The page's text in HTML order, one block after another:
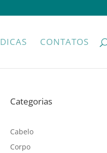
DICAS CONTATOS
Categorias
Cabelo
Corpo